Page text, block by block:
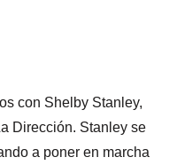
con Shelby Stanley,
Dirección. Stanley se
a poner en marcha